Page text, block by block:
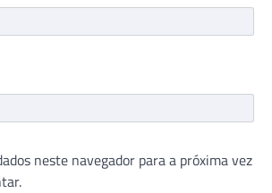
neste navegador para a próxima vez